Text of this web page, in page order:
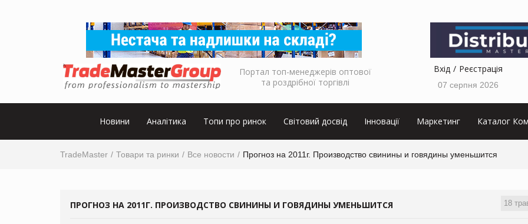
Портал топ-менеджерів оптової
та роздрібної торгівлі
Вхід Реєстрація
07 серпня 2026
Новини Аналітика Топи про ринок Світовий досвід Інновації Маркетинг Каталог
TradeMaster Товари та ринки Все новости Прогноз на 2011г. Производство свинины и говядины уменьшится
18
ПРОГНОЗ НА 2011Г. ПРОИЗВОДСТВО СВИНИНЫ И ГОВЯДИНЫ УМЕНЬШИТСЯ